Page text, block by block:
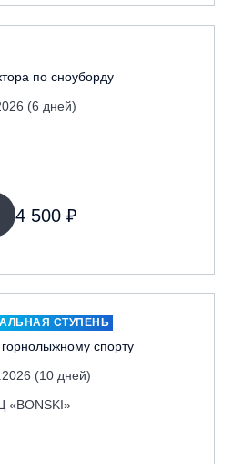
по сноуборду
(6 дней)
4 500 ₽
СТУПЕНЬ
спорту
(10 дней)
«BONSKI»